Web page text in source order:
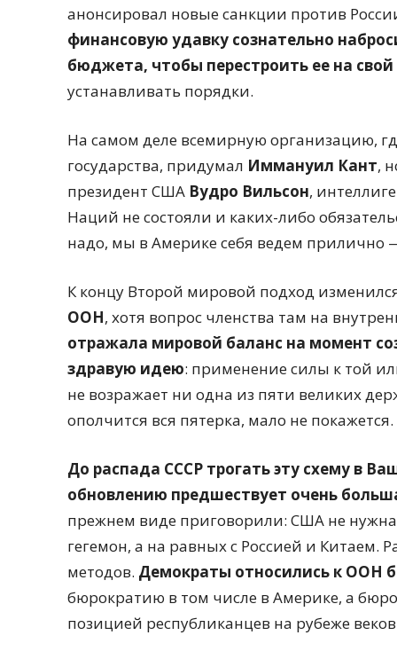
анонсировал новые санкции против
финансовую удавку сознательно
бюджета, чтобы перестроить ее на свой
устанавливать порядки.
На самом деле всемирную организацию,
государства, придумал Иммануил Кант,
президент США Вудро Вильсон,
Наций не состояли и каких-либо
надо, мы в Америке себя ведем прилично
К концу Второй мировой подход
ООН, хотя вопрос членства там на
отражала мировой баланс на момент
здравую идею: применение силы к той
не возражает ни одна из пяти великих
ополчится вся пятерка, мало не покажется.
До распада СССР трогать эту схему в
обновлению предшествует очень
прежнем виде приговорили: США не
гегемон, а на равных с Россией и Китаем.
методов. Демократы относились к ООН
бюрократию в том числе в Америке, а
позицией республиканцев на рубеже